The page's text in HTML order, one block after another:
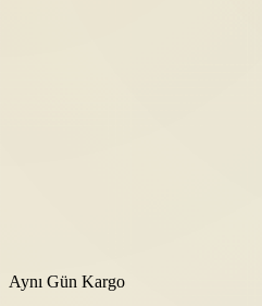
Aynı Gün Kargo